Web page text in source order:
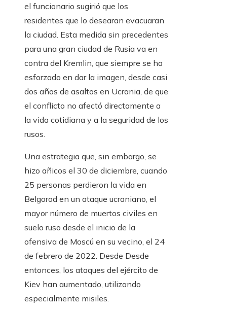
el funcionario sugirió que los
residentes que lo desearan evacuaran
la ciudad. Esta medida sin precedentes
para una gran ciudad de Rusia va en
contra del Kremlin, que siempre se ha
esforzado en dar la imagen, desde casi
dos años de asaltos en Ucrania, de que
el conflicto no afectó directamente a
la vida cotidiana y a la seguridad de los
rusos.
Una estrategia que, sin embargo, se
hizo añicos el 30 de diciembre, cuando
25 personas perdieron la vida en
Belgorod en un ataque ucraniano, el
mayor número de muertos civiles en
suelo ruso desde el inicio de la
ofensiva de Moscú en su vecino, el 24
de febrero de 2022. Desde Desde
entonces, los ataques del ejército de
Kiev han aumentado, utilizando
especialmente misiles.